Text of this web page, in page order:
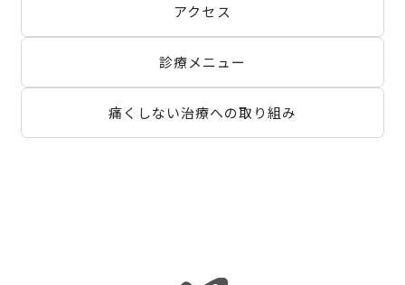
アクセス
診療メニュー
痛くしない治療への取り組み